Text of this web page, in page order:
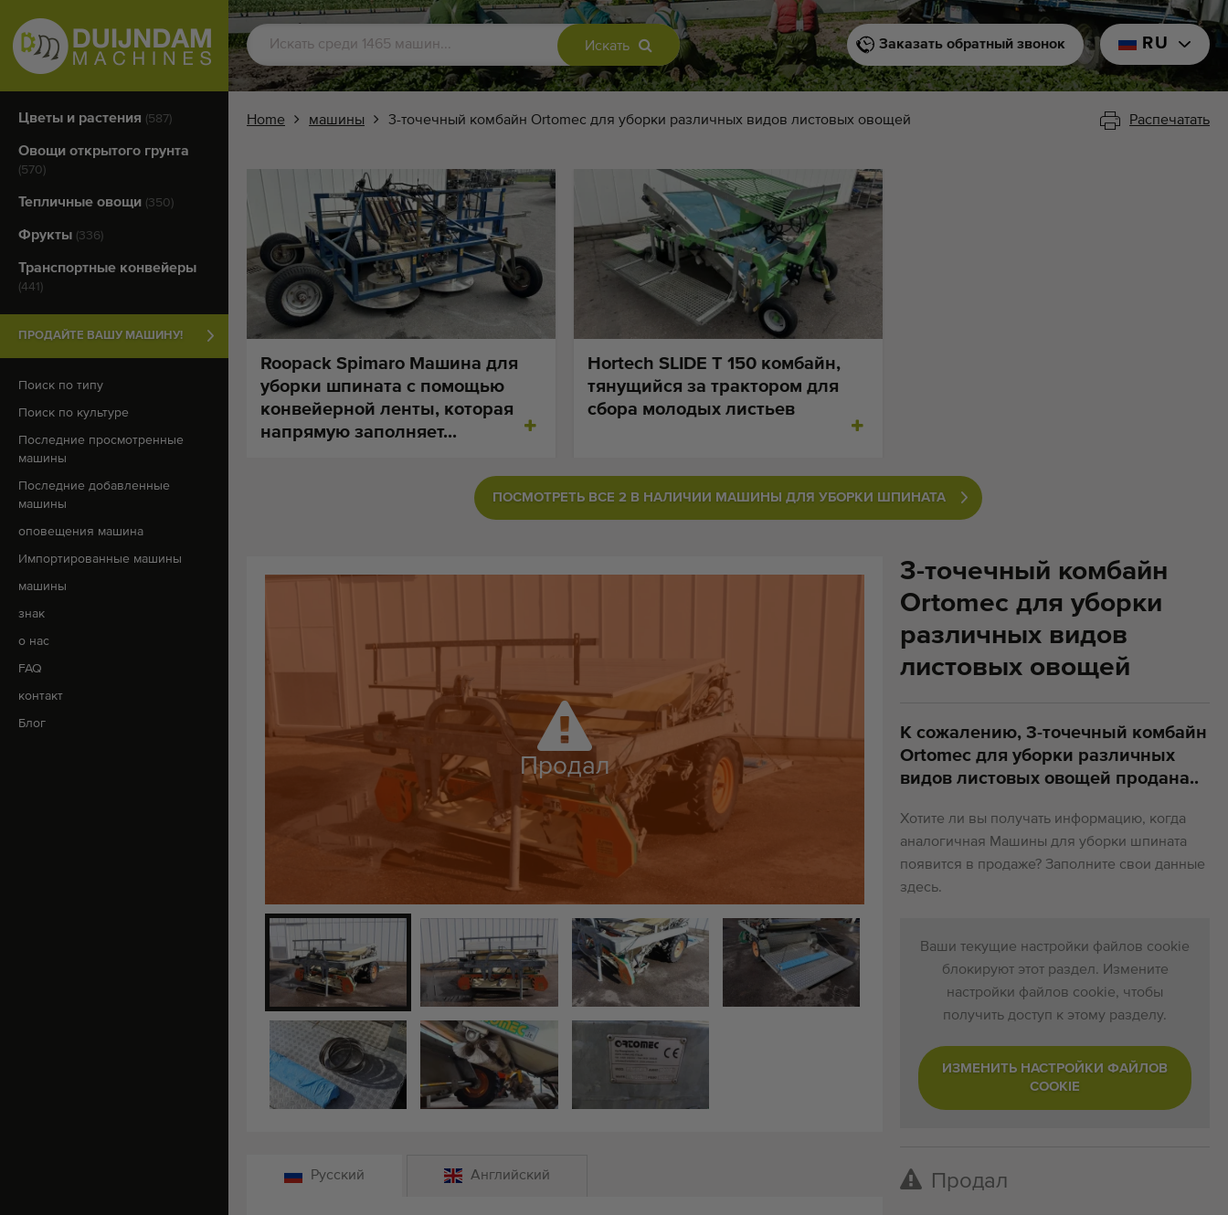
Цветы и растения (587)
Овощи открытого грунта
(570)
Тепличные овощи (350)
Фрукты (336)
Транспортные конвейеры
(441)
ПРОДАЙТЕ ВАШУ МАШИНУ!
Поиск по типу
Поиск по культуре
Последние просмотренные
машины
Последние добавленные
машины
оповещения машина
Импортированные машины
машины
знак
о нас
FAQ
контакт
Блог
Искать RU
Заказать обратный звонок
Home машины 3-точечный комбайн Ortomec для уборки различных видов листовых овощей Распечатать
Roopack Spimaro Машинa для
уборки шпината c помощью
конвейерной ленты, которая
напрямую заполняет...
Hortech SLIDE T 150 комбайн,
тянущийся за трактором для
сбора молодых листьев
ПОСМОТРЕТЬ ВСЕ 2 В НАЛИЧИИ МАШИНЫ ДЛЯ УБОРКИ ШПИНАТА
Продал
Русский Английский
3-точечный комбайн
Ortomec для уборки
различных видов
листовых овощей
К сожалению, 3-точечный комбайн
Ortomec для уборки различных
видов листовых овощей продана..
Хотите ли вы получать информацию, когда
аналогичная Машины для уборки шпината
появится в продаже? Заполните свои данные
здесь.
Ваши текущие настройки файлов cookie
блокируют этот раздел. Измените
настройки файлов cookie, чтобы
получить доступ к этому разделу.
ИЗМЕНИТЬ НАСТРОЙКИ ФАЙЛОВ
COOKIE
Продал